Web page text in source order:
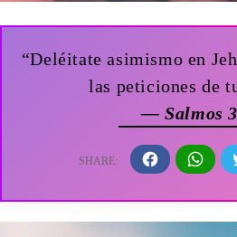
“Deléitate asimismo en
las peticiones de
— Salmos